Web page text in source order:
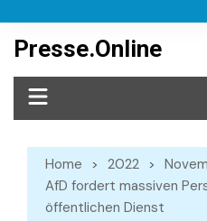
content
Presse.Online
Home 2022
AfD fordert massiven
öffentlichen Dienst